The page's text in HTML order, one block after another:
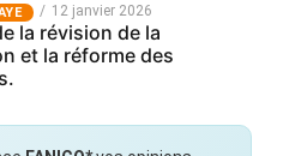
12 janvier 2026
la révision de la
et la réforme des